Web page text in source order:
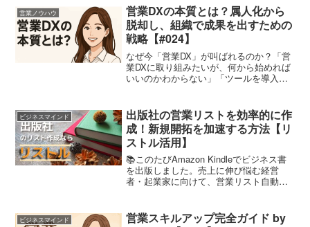
ただけます！〈NEW〉📖『新規開拓大...
営業ノウハウ
営業DXの本質とは？属人化から
脱却し、組織で成果を出すための
戦略【#024】
なぜ今「営業DX」が叫ばれるのか？「営
業DXに取り組みたいが、何から始めれば
いいのかわからない」「ツールを導入し
味がない」こうした声が増えています。
営業DXとは、“営業...
ビジネスマインド
出版社の営業リストを効率的に作
成！新規開拓を加速する方法【リ
ストル活用】
📚このたびAmazon Kindleでビジネス書
を出版しました。売上に伸び悩む経営
者・起業家に向けて、営業リスト自動化
お役立てください。Amazon Kindle U...
ビジネスマインド
営業スキルアップ完全ガイド by